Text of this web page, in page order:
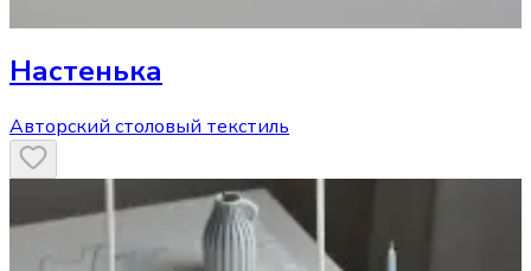
Настенька
Авторский столовый текстиль